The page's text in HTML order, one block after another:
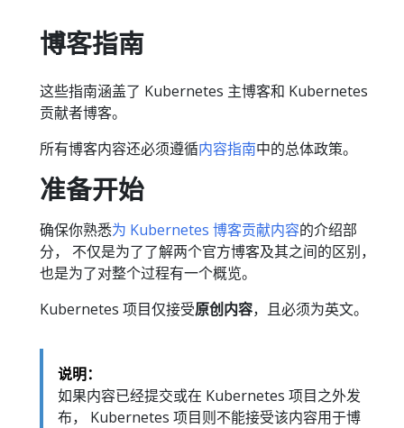
博客指南
这些指南涵盖了 Kubernetes 主博客和 Kubernetes
贡献者博客。
所有博客内容还必须遵循内容指南中的总体政策。
准备开始
确保你熟悉为 Kubernetes 博客贡献内容的介绍部
分， 不仅是为了了解两个官方博客及其之间的区别，
也是为了对整个过程有一个概览。
Kubernetes 项目仅接受原创内容，且必须为英文。
说明：
如果内容已经提交或在 Kubernetes 项目之外发
布， Kubernetes 项目则不能接受该内容用于博